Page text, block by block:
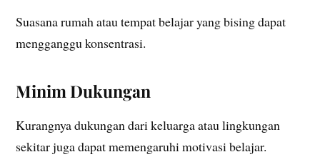
Suasana rumah atau tempat belajar yang bising dapat
mengganggu konsentrasi.
Minim Dukungan
Kurangnya dukungan dari keluarga atau lingkungan
sekitar juga dapat memengaruhi motivasi belajar.